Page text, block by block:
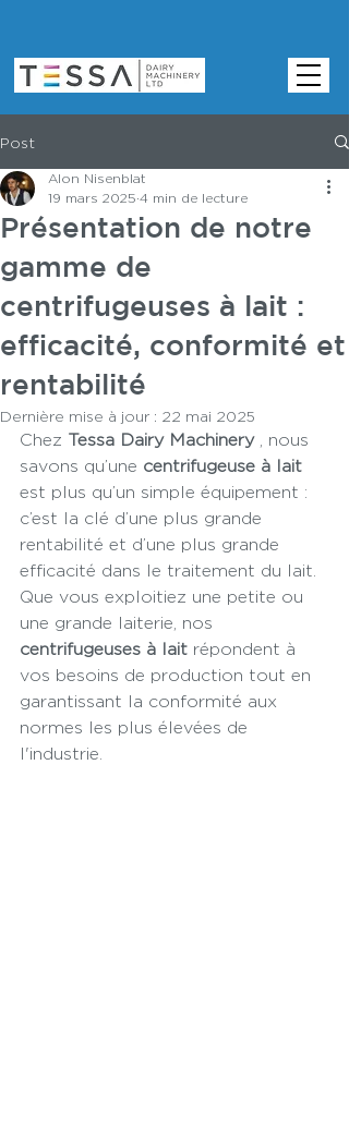
Post
Présentation de notre
gamme de
centrifugeuses à lait :
efficacité, conformité et
rentabilité
Alon Nisenblat
19 mars 2025 4 min de lecture
Dernière mise à jour : 22 mai 2025
Chez Tessa Dairy Machinery , nous
savons qu’une centrifugeuse à lait
est plus qu’un simple équipement :
c’est la clé d’une plus grande
rentabilité et d’une plus grande
efficacité dans le traitement du lait.
Que vous exploitiez une petite ou
une grande laiterie, nos
centrifugeuses à lait répondent à
vos besoins de production tout en
garantissant la conformité aux
normes les plus élevées de
l'industrie.